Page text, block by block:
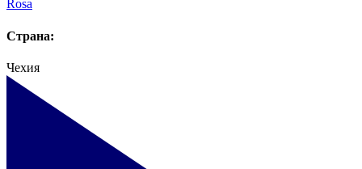
Rosa
Страна:
Чехия